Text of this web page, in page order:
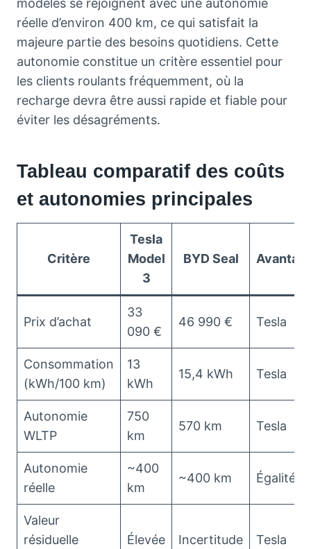
modèles se rejoignent avec une autonomie
réelle d’environ 400 km, ce qui satisfait la
majeure partie des besoins quotidiens. Cette
autonomie constitue un critère essentiel pour
les clients roulants fréquemment, où la
recharge devra être aussi rapide et fiable pour
éviter les désagréments.
Tableau comparatif des coûts
et autonomies principales
Critère
Tesla
Model
3
BYD Seal
Prix d’achat
33
090 €
46 990 € Tesla
Consommation
(kWh/100 km)
13
kWh
15,4 kWh Tesla
Autonomie
WLTP
750
km
570 km Tesla
Autonomie
réelle
~400
km
~400 km Égalité
Valeur
résiduelle
Élevée Incertitude Tesla